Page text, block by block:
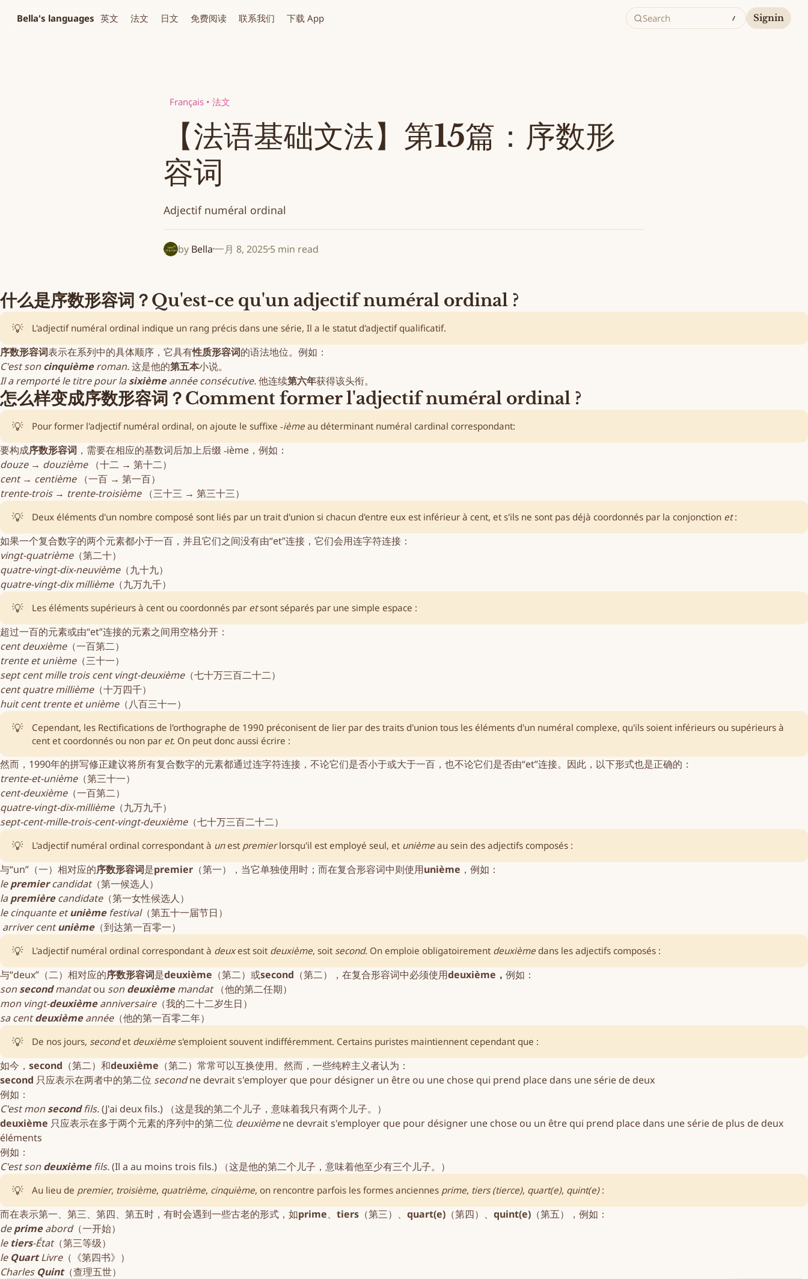
Bella's languages 英文 法文 日文 免费阅读 联系我们 下载 App Search Signin
Français • 法文
【法语基础文法】第15篇：序数形
容词
Adjectif numéral ordinal
by Bella一月 8, 20255 min read
什么是序数形容词？Qu'est-ce qu'un adjectif numéral ordinal ?
💡 L'adjectif numéral ordinal indique un rang précis dans une série, Il a le statut d'adjectif qualificatif.
序数形容词表示在系列中的具体顺序，它具有性质形容词的语法地位。例如：
C'est soncinquièmeroman.这是他的第五本小说。
Il a remporté le titre pour lasixièmeannée consécutive.他连续第六年获得该头衔。
怎么样变成序数形容词？Comment former l'adjectif numéral ordinal ?
💡 Pour former l'adjectif numéral ordinal, on ajoute le suffixe ‑ièmeau déterminant numéral cardinal correspondant:
要构成序数形容词 ，需要在相应的基数词后加上后缀 ‑ième，例如：
douze→ douzième
（十二 → 第十二）
cent→ centième
（一百 → 第一百）
trente-trois→ trente-troisième （三十三 → 第三十三）
💡 Deux éléments d'un nombre composé sont liés par un trait d'union si chacun d'entre eux est inférieur à cent, et s'ils ne sont pas déjà coordonnés par la conjonction et:
如果一个复合数字的两个元素都小于一百，并且它们之间没有由“et”连接，它们会用连字符连接：
vingt-quatrième（第二十）
quatre-vingt-dix-neuvième（九十九）
quatre-vingt-dix millième（九万九千）
💡 Les éléments supérieurs à cent ou coordonnés par etsont séparés par une simple espace :
超过一百的元素或由“et”连接的元素之间用空格分开：
cent deuxième（一百第二）
trente et unième（三十一）
sept cent mille trois cent vingt-deuxième（七十万三百二十二）
cent quatre millième（十万四千）
huit cent trente et unième（八百三十一）
💡 Cependant, les Rectifications de l'orthographe de 1990 préconisent de lier par des traits d'union tous les éléments d'un numéral complexe, qu'ils soient inférieurs ou supérieurs à
cent et coordonnés ou non par et. On peut donc aussi écrire :
然而，1990年的拼写修正建议将所有复合数字的元素都通过连字符连接，不论它们是否小于或大于一百，也不论它们是否由“et”连接。因此，以下形式也是正确的：
trente-et-unième（第三十一）
cent-deuxième（一百第二）
quatre-vingt-dix-millième（九万九千）
sept-cent-mille-trois-cent-vingt-deuxième（七十万三百二十二）
💡 L'adjectif numéral ordinal correspondant à unest premierlorsqu'il est employé seul, et unièmeau sein des adjectifs composés :
与“un”（一）相对应的序数形容词是premier （第一），当它单独使用时；而在复合形容词中则使用unième ，例如：
lepremiercandidat（第一候选人）
lapremièrecandidate（第一女性候选人）
le cinquante etunièmefestival（第五十一届节日）
arriver centunième（到达第一百零一）
💡 L'adjectif numéral ordinal correspondant à deuxest soit deuxième, soit second. On emploie obligatoirement deuxièmedans les adjectifs composés :
与“deux”（二）相对应的序数形容词是deuxième （第二）或second （第二），在复合形容词中必须使用deuxième， 例如：
sonsecondmandatou sondeuxièmemandat （他的第二任期）
mon vingt-deuxièmeanniversaire（我的二十二岁生日）
sa centdeuxièmeannée（他的第一百零二年）
💡 De nos jours, secondet deuxièmes'emploient souvent indifféremment. Certains puristes maintiennent cependant que :
如今， second （第二）和deuxième （第二）常常可以互换使用。然而，一些纯粹主义者认为：
second 只应表示在两者中的第二位 secondne devrait s'employer que pour désigner un être ou une chose qui prend place dans une série de deux
例如：
C'est monsecondfils.(J'ai deux fils.) （这是我的第二个儿子，意味着我只有两个儿子。）
deuxième 只应表示在多于两个元素的序列中的第二位 deuxièmene devrait s'employer que pour désigner une chose ou un être qui prend place dans une série de plus de deux
éléments
例如：
C'est sondeuxièmefils.(Il a au moins trois fils.) （这是他的第二个儿子，意味着他至少有三个儿子。）
💡 Au lieu de premier, troisième, quatrième, cinquième, on rencontre parfois les formes anciennes prime, tiers (tierce), quart(e), quint(e):
而在表示第一、第三、第四、第五时，有时会遇到一些古老的形式，如prime、 tiers （第三）、 quart(e) （第四）、 quint(e) （第五），例如：
deprimeabord（一开始）
le tiers-État（第三等级）
le QuartLivre（《第四书》）
Charles Quint（查理五世）